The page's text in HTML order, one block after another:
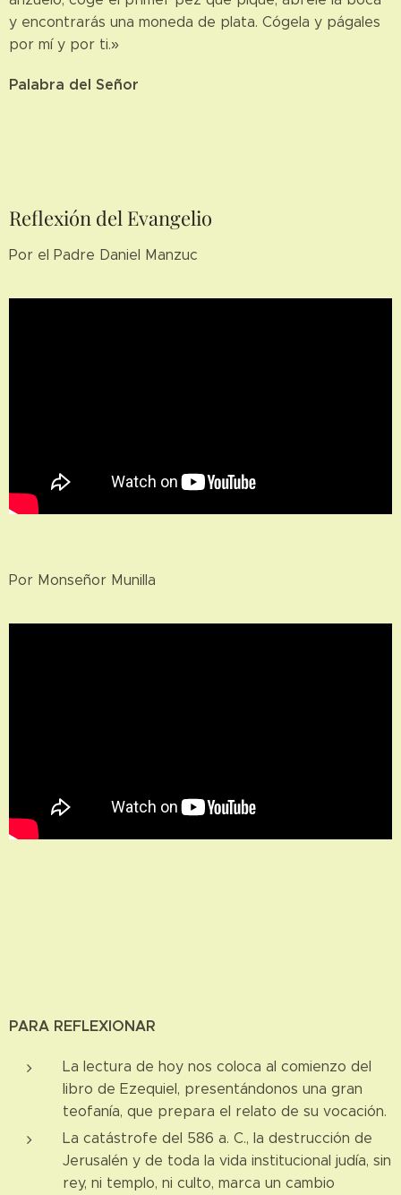
y encontrarás una moneda de plata. Cógela y págales
por mí y por ti.»
Palabra del Señor
Reflexión del Evangelio
Por el Padre Daniel Manzuc
Por Monseñor Munilla
PARA REFLEXIONAR
La lectura de hoy nos coloca al comienzo del
libro de Ezequiel, presentándonos una gran
teofanía, que prepara el relato de su vocación.
La catástrofe del 586 a. C., la destrucción de
Jerusalén y de toda la vida institucional judía, sin
rey, ni templo, ni culto, marca un cambio